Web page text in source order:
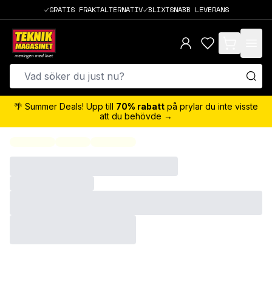
GRATIS FRAKTALTERNATIV BLIXTSNABB LEVERANS
items in cart,
🌴 Summer Deals! Upp till 70% rabatt på prylar du inte visste
att du behövde →